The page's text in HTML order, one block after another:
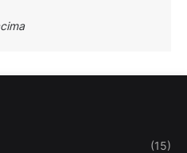
(15)